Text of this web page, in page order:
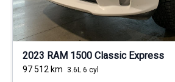
2023 RAM 1500 Classic Express
97 512 km 3.6L 6 cyl